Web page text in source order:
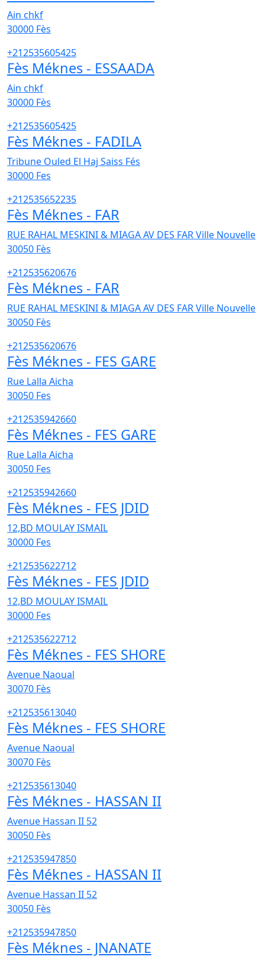
Ain chkf
30000 Fès
+212535605425
Fès Méknes - ESSAADA
Ain chkf
30000 Fès
+212535605425
Fès Méknes - FADILA
Tribune Ouled El Haj Saiss Fés
30000 Fes
+212535652235
Fès Méknes - FAR
RUE RAHAL MESKINI & MIAGA AV DES FAR Ville Nouvelle
30050 Fès
+212535620676
Fès Méknes - FAR
RUE RAHAL MESKINI & MIAGA AV DES FAR Ville Nouvelle
30050 Fès
+212535620676
Fès Méknes - FES GARE
Rue Lalla Aicha
30050 Fes
+212535942660
Fès Méknes - FES GARE
Rue Lalla Aicha
30050 Fes
+212535942660
Fès Méknes - FES JDID
12,BD MOULAY ISMAIL
30000 Fes
+212535622712
Fès Méknes - FES JDID
12,BD MOULAY ISMAIL
30000 Fes
+212535622712
Fès Méknes - FES SHORE
Avenue Naoual
30070 Fès
+212535613040
Fès Méknes - FES SHORE
Avenue Naoual
30070 Fès
+212535613040
Fès Méknes - HASSAN II
Avenue Hassan II 52
30050 Fès
+212535947850
Fès Méknes - HASSAN II
Avenue Hassan II 52
30050 Fès
+212535947850
Fès Méknes - JNANATE